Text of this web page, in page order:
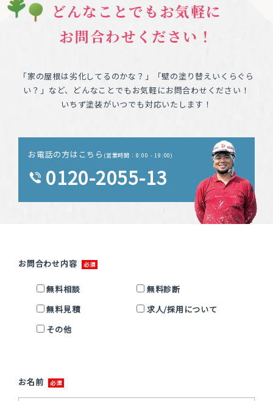
どんなことでもお気軽に
お問合わせください！
「家の屋根は劣化してるのかな？」「壁の塗り替えいくらぐら
い？」など、どんなことでもお気軽にお問合わせください！
いちず塗装がいつでも対応いたします！
お電話の方はこちら (営業時間：8:00 - 19:00)
0120-2055-13
お問合わせ内容
無料相談
無料診断
無料見積
求人/採用について
その他
お名前